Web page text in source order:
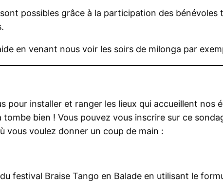
possibles grâce à la participation des bénévoles
en venant nous voir les soirs de milonga par
pour installer et ranger les lieux qui accueillent nos
tombe bien ! Vous pouvez vous inscrire sur ce
vous voulez donner un coup de main :
festival Braise Tango en Balade en utilisant le